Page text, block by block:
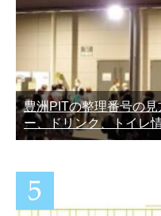
豊洲PITの整理番号の
ー、ドリンク、トイレ